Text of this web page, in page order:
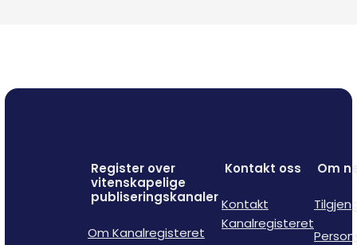
Register over
vitenskapelige
publiseringskanaler
Om Kanalregisteret
Kontakt oss
Kontakt
Kanalregisteret
Om